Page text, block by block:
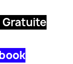
Gratuite